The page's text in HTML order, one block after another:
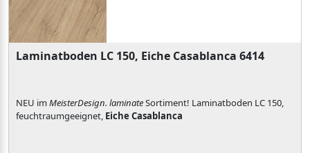
Laminatboden LC 150, Eiche Casablanca 6414
NEU imMeisterDesign. laminateSortiment! Laminatboden LC 150,
feuchtraumgeeignet, Eiche Casablanca